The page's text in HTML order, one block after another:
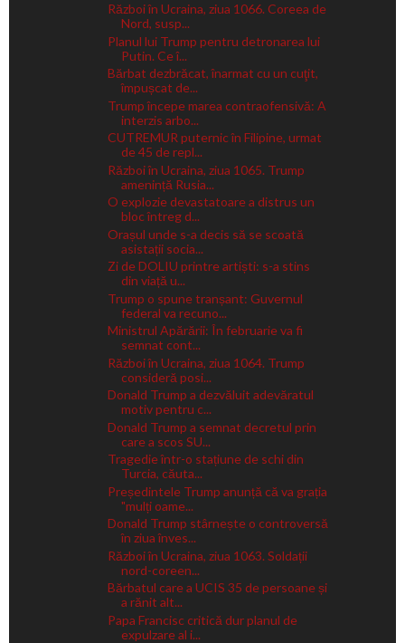
Război în Ucraina, ziua 1066. Coreea de
Nord, susp...
Planul lui Trump pentru detronarea lui
Putin. Ce î...
Bărbat dezbrăcat, înarmat cu un cuţit,
împușcat de...
Trump începe marea contraofensivă: A
interzis arbo...
CUTREMUR puternic în Filipine, urmat
de 45 de repl...
Război în Ucraina, ziua 1065. Trump
amenință Rusia...
O explozie devastatoare a distrus un
bloc întreg d...
Orașul unde s-a decis să se scoată
asistații socia...
Zi de DOLIU printre artiști: s-a stins
din viață u...
Trump o spune tranșant: Guvernul
federal va recuno...
Ministrul Apărării: În februarie va fi
semnat cont...
Război în Ucraina, ziua 1064. Trump
consideră posi...
Donald Trump a dezvăluit adevăratul
motiv pentru c...
Donald Trump a semnat decretul prin
care a scos SU...
Tragedie într-o stațiune de schi din
Turcia, căuta...
Președintele Trump anunță că va grația
"mulți oame...
Donald Trump stârnește o controversă
în ziua înves...
Război în Ucraina, ziua 1063. Soldații
nord-coreen...
Bărbatul care a UCIS 35 de persoane și
a rănit alt...
Papa Francisc critică dur planul de
expulzare al i...